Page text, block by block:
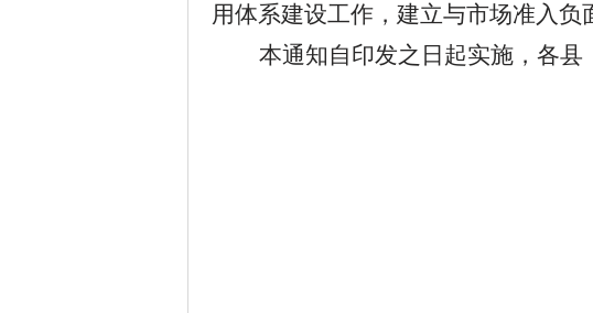
用体系建设工作，建立与市场准入负
本通知自印发之日起实施，各县